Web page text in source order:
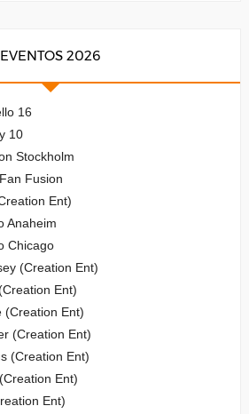
EVENTOS 2026
16
10
Stockholm
Fusion
Ent)
Anaheim
Chicago
(Creation Ent)
Ent)
(Creation Ent)
(Creation Ent)
(Creation Ent)
Ent)
Ent)